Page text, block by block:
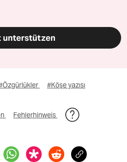
#Köşe yazısı
Fehlerhinweis